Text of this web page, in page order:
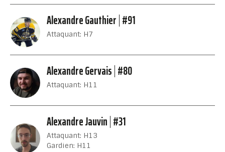
Alexandre Gauthier #91
Attaquant: H7
Alexandre Gervais #80
Attaquant: H11
Alexandre Jauvin #31
Attaquant: H13
Gardien: H11